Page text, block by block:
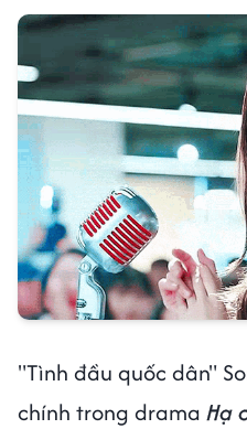
"Tình đầu quốc dân"
chính trong drama Hạ